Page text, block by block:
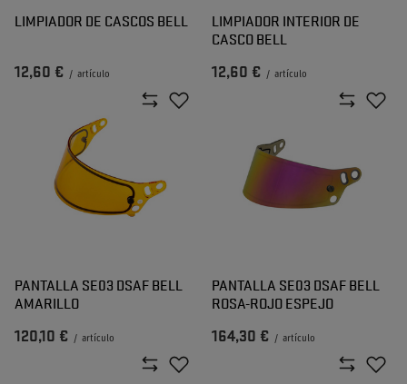
LIMPIADOR DE CASCOS BELL
12,60 € / artículo
LIMPIADOR INTERIOR DE
CASCO BELL
12,60 € / artículo
PANTALLA SE03 DSAF BELL
AMARILLO
120,10 € / artículo
PANTALLA SE03 DSAF BELL
ROSA-ROJO ESPEJO
164,30 € / artículo